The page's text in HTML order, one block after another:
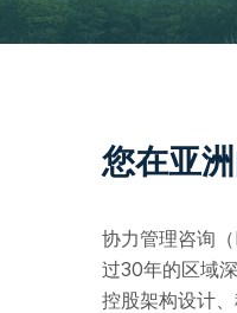
您在亚
协力管理咨询
过30年的区域
控股架构设计